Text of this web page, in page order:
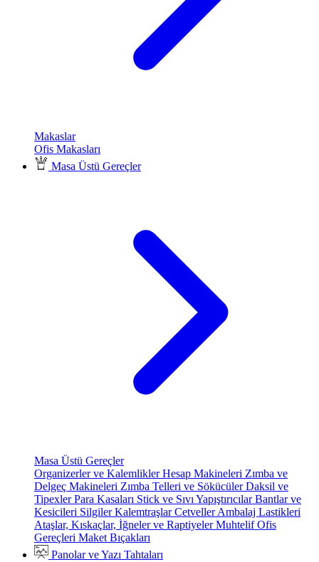
Makaslar
Ofis Makasları
Masa Üstü Gereçler
Masa Üstü Gereçler
Organizerler ve KalemliklerHesap Makineleri Zımba ve
Delgeç Makineleri Zımba Telleri ve SökücülerDaksil ve
TipexlerPara Kasaları Stick ve Sıvı YapıştırıcılarBantlar ve
Kesicileri SilgilerKalemtraşlarCetvellerAmbalaj Lastikleri
Ataşlar, Kıskaçlar, İğneler ve RaptiyelerMuhtelif Ofis
Gereçleri Maket Bıçakları
Panolar ve Yazı Tahtaları